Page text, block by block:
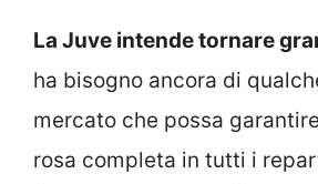
La Juve intende tornare
ha bisogno ancora di
mercato che possa
rosa completa in tutti i